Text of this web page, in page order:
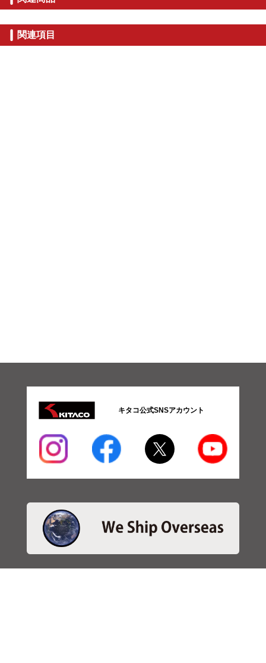
関連項目
キタコ公式SNSアカウント